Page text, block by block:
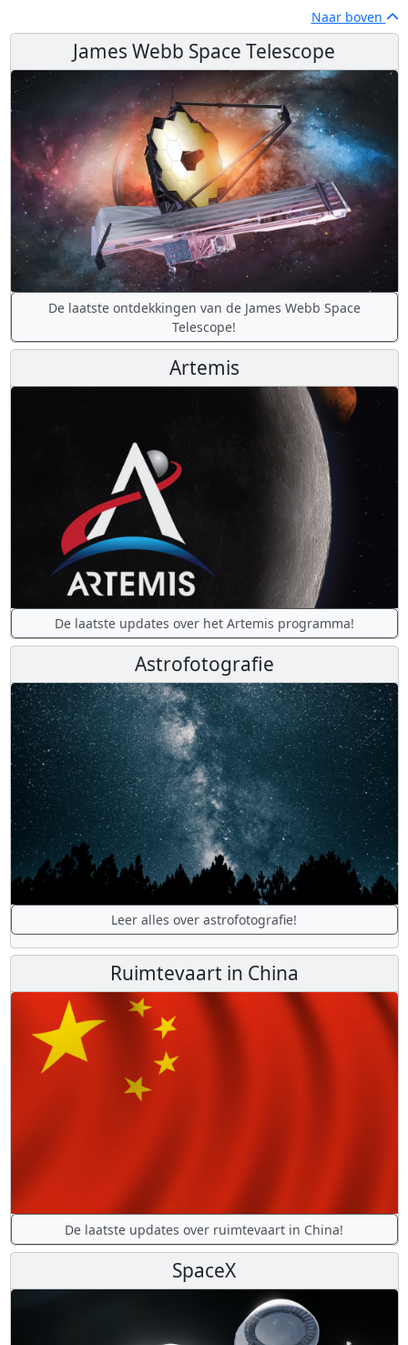
Naar boven
James Webb Space Telescope
De laatste ontdekkingen van de James Webb Space
Telescope!
Artemis
De laatste updates over het Artemis programma!
Astrofotografie
Leer alles over astrofotografie!
Ruimtevaart in China
De laatste updates over ruimtevaart in China!
SpaceX